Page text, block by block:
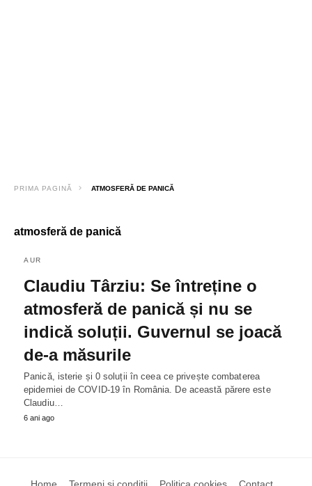
PRIMA PAGINĂ ATMOSFERĂ DE PANICĂ
atmosferă de panică
AUR
Claudiu Târziu: Se întreține o
atmosferă de panică și nu se
indică soluții. Guvernul se joacă
de-a măsurile
Panică, isterie și 0 soluții în ceea ce privește combaterea
epidemiei de COVID-19 în România. De această părere este
Claudiu…
6 ani ago